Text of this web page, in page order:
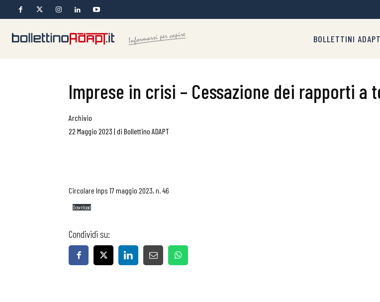
BOLLETTINI ADAPT
Imprese in crisi – Cessazione dei rapporti a
Archivio
22 Maggio 2023 | di Bollettino ADAPT
Circolare Inps 17 maggio 2023, n. 46
Download
Condividi su: